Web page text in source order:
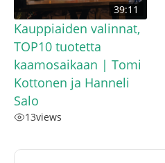
39:11
Kauppiaiden valinnat,
TOP10 tuotetta
kaamosaikaan | Tomi
Kottonen ja Hanneli
Salo
13views